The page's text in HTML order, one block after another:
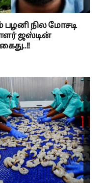
பழனி நில மோசடி
ஜஸ்டின்